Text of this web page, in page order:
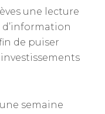
une lecture
d’information
de puiser
semaine